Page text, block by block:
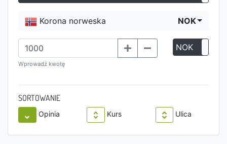
Korona norweska NOK
Wprowadź kwotę
NOK
SORTOWANIE
Opinia Kurs Ulica